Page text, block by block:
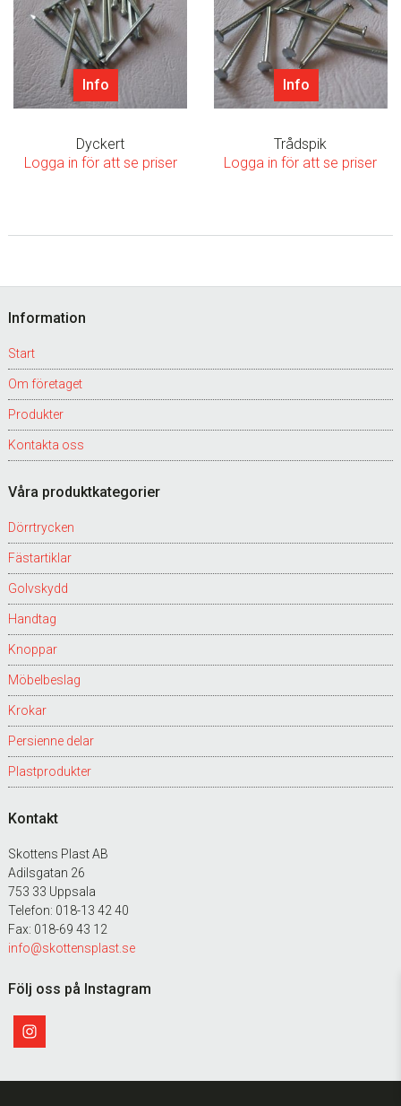
Info
Dyckert
Logga in för att se priser
Info
Trådspik
Logga in för att se priser
Footer
Information
Start
Om företaget
Produkter
Kontakta oss
Våra produktkategorier
Dörrtrycken
Fästartiklar
Golvskydd
Handtag
Knoppar
Möbelbeslag
Krokar
Persienne delar
Plastprodukter
Kontakt
Skottens Plast AB
Adilsgatan 26
753 33 Uppsala
Telefon: 018-13 42 40
Fax: 018-69 43 12
info@skottensplast.se
Följ oss på Instagram